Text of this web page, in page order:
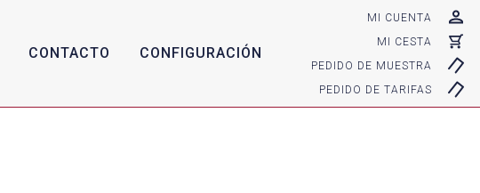
CONTACTO CONFIGURACIÓN
MI CUENTA
MI CESTA
PEDIDO DE MUESTRA
PEDIDO DE TARIFAS